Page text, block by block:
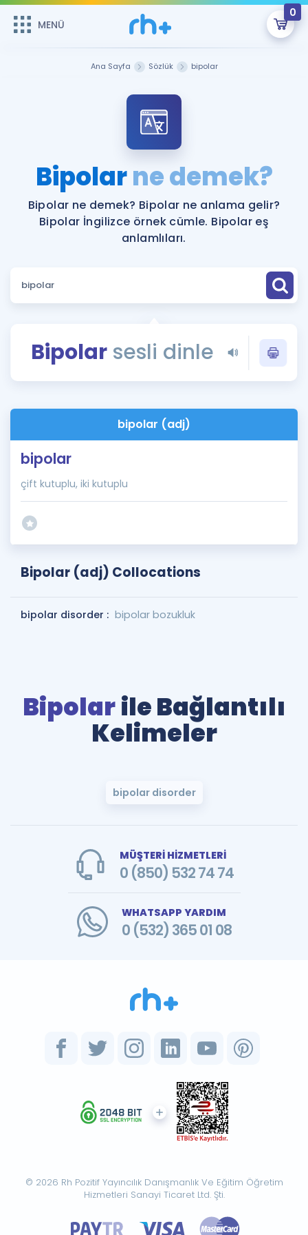
MENÜ
0
ÜYE DEĞİLİM
Sepetin Şu An Boş.
Remzi Hoca ile seni sınava hazırlayacak onlarca eğitim seni
bekliyor!
MENÜ
Katılımcı Görüşleri
Faydalı Araçlar
Sözlük
Rehberlik Aracı
ÖSYM Sınav Takvimi
Kampanyalar
Blog
Hakkımızda
Ana Sayfa Sözlük bipolar
Bipolarne demek?
Bipolar ne demek? Bipolar ne anlama gelir?
Bipolar İngilizce örnek cümle. Bipolar eş
anlamlıları.
Bipolar sesli dinle
bipolar (adj)
bipolar
çift kutuplu, iki kutuplu
Bipolar (adj) Collocations
bipolar disorder : bipolar bozukluk
Bipolarile Bağlantılı
Kelimeler
bipolar disorder
MÜŞTERİ HİZMETLERİ
0 (850) 532 74 74
WHATSAPP YARDIM
0 (532) 365 01 08
© 2026 Rh Pozitif Yayıncılık Danışmanlık Ve Eğitim Öğretim
Hizmetleri Sanayi Ticaret Ltd. Şti.